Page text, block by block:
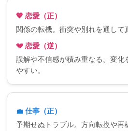
💖 恋愛（正）
関係の転機。衝突や別れを通して
💔 恋愛（逆）
誤解や不信感が積み重なる。変化
やすい。
💼 仕事（正）
予期せぬトラブル。方向転換や再